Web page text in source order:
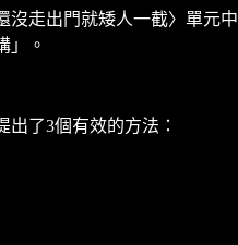
沒走出門就矮人一截〉單元
」。
了3個有效的方法：